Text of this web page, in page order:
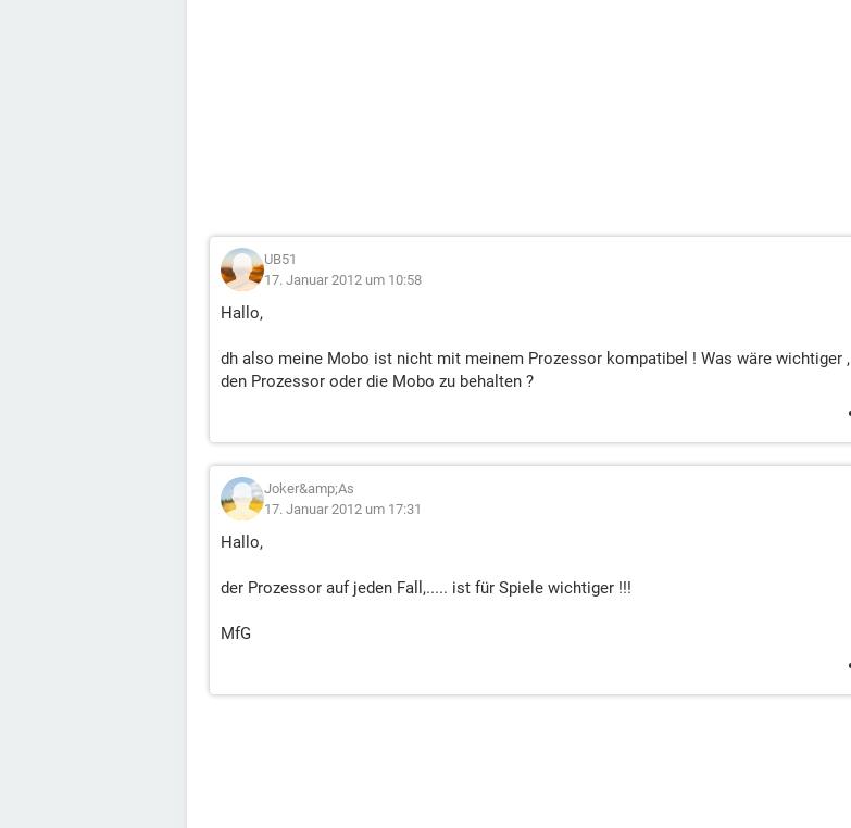
UB51
17. Januar 2012 um 10:58
Hallo,
dh also meine Mobo ist nicht mit meinem Prozessor kompatibel ! Was wäre wichtiger ,
den Prozessor oder die Mobo zu behalten ?
Joker&amp;As
17. Januar 2012 um 17:31
Hallo,
der Prozessor auf jeden Fall,..... ist für Spiele wichtiger !!!
MfG